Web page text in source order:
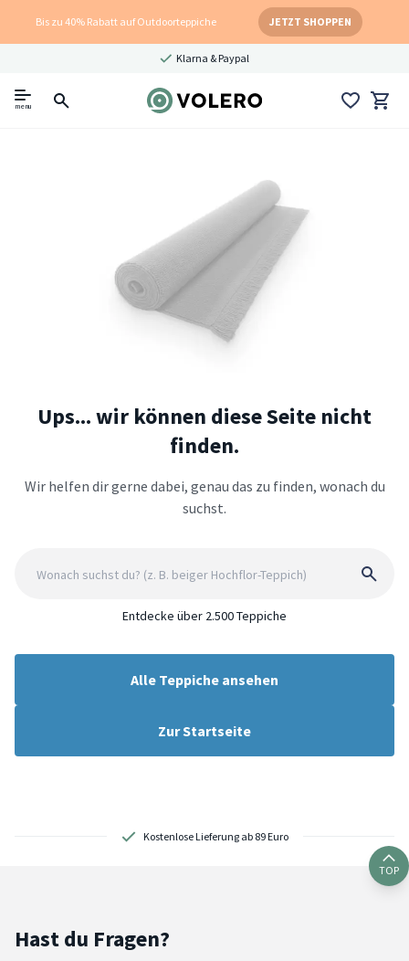
Bis zu 40% Rabatt auf Outdoorteppiche JETZT SHOPPEN
Klarna & Paypal
menu
Ups... wir können diese Seite nicht
finden.
Wir helfen dir gerne dabei, genau das zu finden, wonach du
suchst.
Entdecke über 2.500 Teppiche
Alle Teppiche ansehen
Zur Startseite
Kostenlose Lieferung ab 89 Euro
TOP
Hast du Fragen?